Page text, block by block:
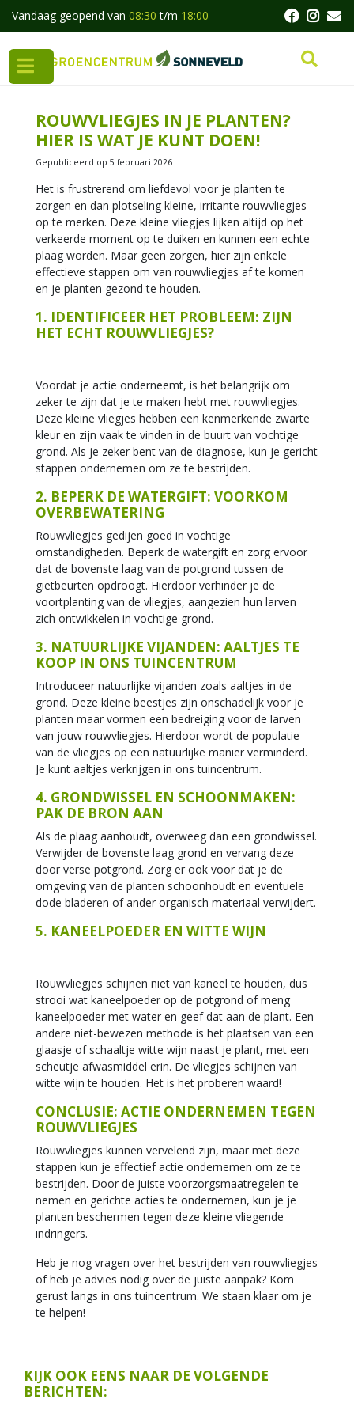
Vandaag geopend van 08:30 t/m 18:00
ROUWVLIEGJES IN JE PLANTEN?
HIER IS WAT JE KUNT DOEN!
Gepubliceerd op 5 februari 2026
Het is frustrerend om liefdevol voor je planten te
zorgen en dan plotseling kleine, irritante rouwvliegjes
op te merken. Deze kleine vliegjes lijken altijd op het
verkeerde moment op te duiken en kunnen een echte
plaag worden. Maar geen zorgen, hier zijn enkele
effectieve stappen om van rouwvliegjes af te komen
en je planten gezond te houden.
1. IDENTIFICEER HET PROBLEEM: ZIJN
HET ECHT ROUWVLIEGJES?
Voordat je actie onderneemt, is het belangrijk om
zeker te zijn dat je te maken hebt met rouwvliegjes.
Deze kleine vliegjes hebben een kenmerkende zwarte
kleur en zijn vaak te vinden in de buurt van vochtige
grond. Als je zeker bent van de diagnose, kun je gericht
stappen ondernemen om ze te bestrijden.
2. BEPERK DE WATERGIFT: VOORKOM
OVERBEWATERING
Rouwvliegjes gedijen goed in vochtige
omstandigheden. Beperk de watergift en zorg ervoor
dat de bovenste laag van de potgrond tussen de
gietbeurten opdroogt. Hierdoor verhinder je de
voortplanting van de vliegjes, aangezien hun larven
zich ontwikkelen in vochtige grond.
3. NATUURLIJKE VIJANDEN: AALTJES TE
KOOP IN ONS TUINCENTRUM
Introduceer natuurlijke vijanden zoals aaltjes in de
grond. Deze kleine beestjes zijn onschadelijk voor je
planten maar vormen een bedreiging voor de larven
van jouw rouwvliegjes. Hierdoor wordt de populatie
van de vliegjes op een natuurlijke manier verminderd.
Je kunt aaltjes verkrijgen in ons tuincentrum.
4. GRONDWISSEL EN SCHOONMAKEN:
PAK DE BRON AAN
Als de plaag aanhoudt, overweeg dan een grondwissel.
Verwijder de bovenste laag grond en vervang deze
door verse potgrond. Zorg er ook voor dat je de
omgeving van de planten schoonhoudt en eventuele
dode bladeren of ander organisch materiaal verwijdert.
5. KANEELPOEDER EN WITTE WIJN
Rouwvliegjes schijnen niet van kaneel te houden, dus
strooi wat kaneelpoeder op de potgrond of meng
kaneelpoeder met water en geef dat aan de plant. Een
andere niet-bewezen methode is het plaatsen van een
glaasje of schaaltje witte wijn naast je plant, met een
scheutje afwasmiddel erin. De vliegjes schijnen van
witte wijn te houden. Het is het proberen waard!
CONCLUSIE: ACTIE ONDERNEMEN TEGEN
ROUWVLIEGJES
Rouwvliegjes kunnen vervelend zijn, maar met deze
stappen kun je effectief actie ondernemen om ze te
bestrijden. Door de juiste voorzorgsmaatregelen te
nemen en gerichte acties te ondernemen, kun je je
planten beschermen tegen deze kleine vliegende
indringers.
Heb je nog vragen over het bestrijden van rouwvliegjes
of heb je advies nodig over de juiste aanpak? Kom
gerust langs in ons tuincentrum. We staan klaar om je
te helpen!
KIJK OOK EENS NAAR DE VOLGENDE
BERICHTEN: